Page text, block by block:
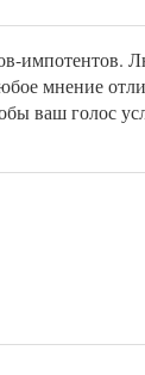
импотентов.
мнение
ваш голос